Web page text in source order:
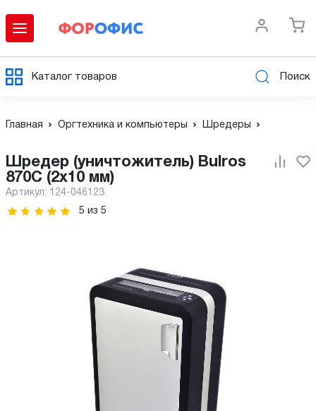
Каталог товаров Поиск
Главная Оргтехника и компьютеры Шредеры
Шредер (уничтожитель) Bulros
870C (2x10 мм)
Артикул: 124-046123
5 из 5